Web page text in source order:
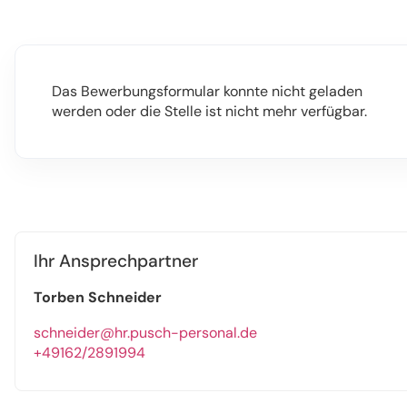
Das Bewerbungsformular konnte nicht geladen
werden oder die Stelle ist nicht mehr verfügbar.
Ihr Ansprechpartner
Torben Schneider
schneider@hr.pusch-personal.de
+49162/2891994